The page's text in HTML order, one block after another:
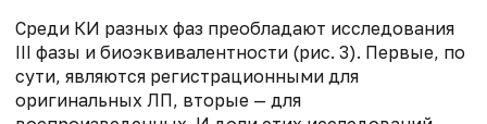
Среди КИ разных фаз преобладают исследования
III фазы и биоэквивалентности (рис. 3). Первые, по
сути, являются регистрационными для
оригинальных ЛП, вторые — для